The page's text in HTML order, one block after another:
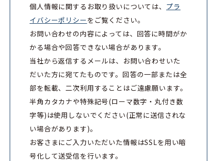
個人情報に関するお取り扱いについては、 プラ
イバシーポリシーをご覧ください。
お問い合わせの内容によっては、回答に時間がか
かる場合や回答できない場合があります。
当社から返信するメールは、お問い合わせいた
だいた方に宛てたものです。回答の一部または全
部を転載、二次利用することはご遠慮願います。
半角カタカナや特殊記号(ローマ数字・丸付き数
字等)は使用しないでください(正常に送信されな
い場合があります)。
お客さまにご入力いただいた情報はSSLを用い暗
号化して送受信を行います。